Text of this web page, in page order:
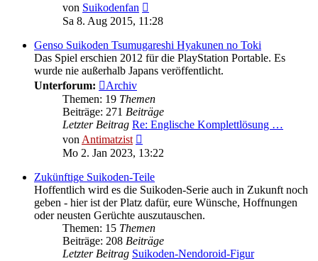
von Suikodenfan
Beitrag
Sa 8. Aug 2015, 11:28
Genso Suikoden Tsumugareshi Hyakunen no Toki
Das Spiel erschien 2012 für die PlayStation Portable. Es
wurde nie außerhalb Japans veröffentlicht.
Unterforum:
Archiv
Themen: 19 Themen
Beiträge: 271 Beiträge
Letzter Beitrag Re: Englische Komplettlösung …
vonAntimatzist
Beitrag
Mo 2. Jan 2023, 13:22
Zukünftige Suikoden-Teile
Hoffentlich wird es die Suikoden-Serie auch in Zukunft noch
geben - hier ist der Platz dafür, eure Wünsche, Hoffnungen
oder neusten Gerüchte auszutauschen.
Themen: 15 Themen
Beiträge: 208 Beiträge
Letzter Beitrag Suikoden-Nendoroid-Figur